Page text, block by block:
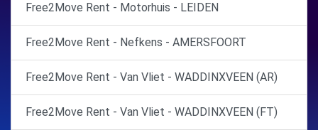
Free2Move Rent - Motorhuis - LEIDEN
Free2Move Rent - Nefkens - AMERSFOORT
Free2Move Rent - Van Vliet - WADDINXVEEN (AR)
Free2Move Rent - Van Vliet - WADDINXVEEN (FT)